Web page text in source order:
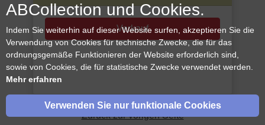
Verkauf
Zurück zur vorigen Seite
ABCollection und Cookies.
Indem Sie weiterhin auf dieser Website surfen, akzeptieren Sie die
Verwendung von Cookies für technische Zwecke, die für das
ordnungsgemäße Funktionieren der Website erforderlich sind,
sowie von Cookies, die für statistische Zwecke verwendet werden.
Mehr erfahren
Verwenden Sie nur funktionale Cookies